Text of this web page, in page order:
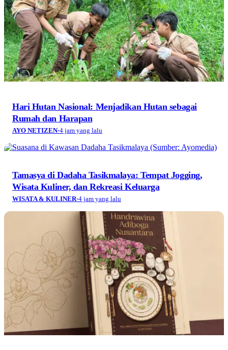
Hari Hutan Nasional: Menjadikan Hutan sebagai
Rumah dan Harapan
AYO NETIZEN·4 jam yang lalu
Tamasya di Dadaha Tasikmalaya: Tempat Jogging,
Wisata Kuliner, dan Rekreasi Keluarga
WISATA & KULINER·4 jam yang lalu